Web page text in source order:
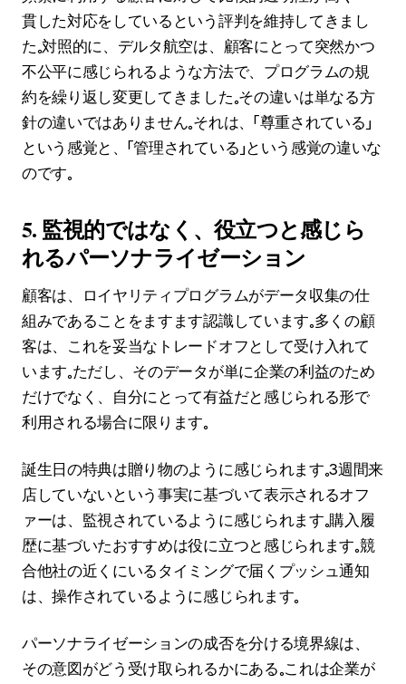
貫した対応をしているという評判を維持してきまし
た。対照的に、デルタ航空は、顧客にとって突然かつ
不公平に感じられるような方法で、プログラムの規
約を繰り返し変更してきました。その違いは単なる方
針の違いではありません。それは、「尊重されている」
という感覚と、「管理されている」という感覚の違いな
のです。
5. 監視的ではなく、役立つと感じら
れるパーソナライゼーション
顧客は、ロイヤリティプログラムがデータ収集の仕
組みであることをますます認識しています。多くの顧
客は、これを妥当なトレードオフとして受け入れて
います。ただし、そのデータが単に企業の利益のため
だけでなく、自分にとって有益だと感じられる形で
利用される場合に限ります。
誕生日の特典は贈り物のように感じられます。3週間来
店していないという事実に基づいて表示されるオフ
ァーは、監視されているように感じられます。購入履
歴に基づいたおすすめは役に立つと感じられます。競
合他社の近くにいるタイミングで届くプッシュ通知
は、操作されているように感じられます。
パーソナライゼーションの成否を分ける境界線は、
その意図がどう受け取られるかにある。これは企業が